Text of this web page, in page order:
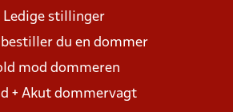
Ledige stillinger
bestiller du en dommer
mod dommeren
+ Akut dommervagt